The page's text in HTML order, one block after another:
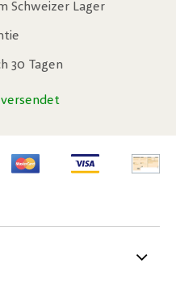
Schweizer Lager
30 Tagen